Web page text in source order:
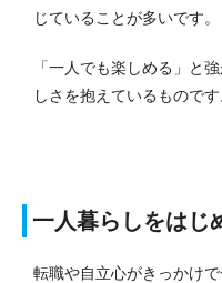
じていることが多いです。
「一人でも楽しめる」と
しさを抱えているものです
一人暮らしをはじ
転職や自立心がきっかけ